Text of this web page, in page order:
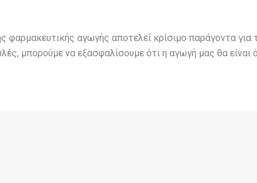
φαρμακευτικής αγωγής αποτελεί κρίσιμο παράγοντα για
μπορούμε να εξασφαλίσουμε ότι η αγωγή μας θα είναι